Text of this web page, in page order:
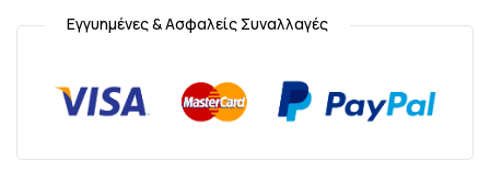
Εγγυημένες & Ασφαλείς Συναλλαγές